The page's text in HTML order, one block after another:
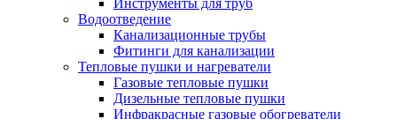
Инструменты для труб
Водоотведение
Канализационные трубы
Фитинги для канализации
Тепловые пушки и нагреватели
Газовые тепловые пушки
Дизельные тепловые пушки
Инфракрасные газовые обогреватели